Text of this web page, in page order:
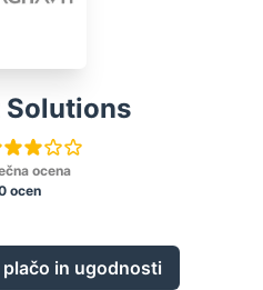
ocena
ocen
in ugodnosti